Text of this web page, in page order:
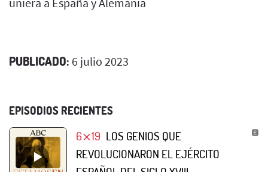
PUBLICADO: 6 julio 2023
EPISODIOS RECIENTES
6⨯19 LOS GENIOS QUE
REVOLUCIONARON EL EJÉRCITO